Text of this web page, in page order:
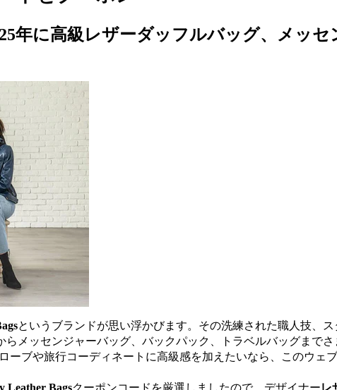
年に高級レザーダッフルバッグ、メッセ
というブランドが思い浮かびます。その洗練された職人技、
らメッセンジャーバッグ、バックパック、トラベルバッグまで
ーブや旅行コーディネートに高級感を加えたいなら、このウェ